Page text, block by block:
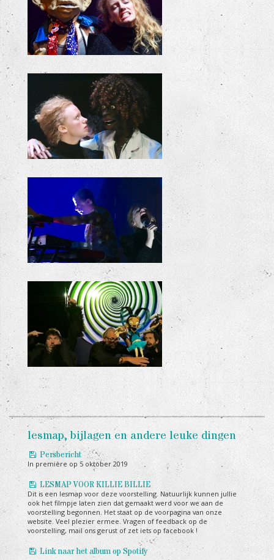
KILLIE BILLIE REPETITIES
KILLIE BILLIE REPETITIES
KILLIE BILLIE REPETITIES
KILLIE BILLIE REPETITIES
lesmap, bijlagen en andere leuke dingen
Persbericht
In première op 5 oktober 2019
LESMAP VOOR KILLIE BILLIE
Dit is een lesmap voor deze voorstelling. Natuurlijk kunnen jullie
ook het filmpje laten zien dat gemaakt werd voor we aan de
voorstelling begonnen. Het staat op de voorpagina van onze
website. Veel plezier ermee. Vragen of feedback op de
voorstelling, mail ons gerust of zet iets op facebook !
Link naar het album op Spotify